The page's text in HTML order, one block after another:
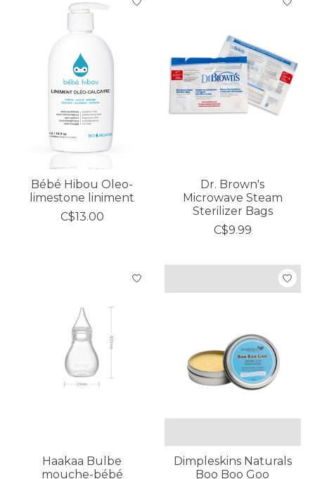
Bébé Hibou Oleo-
limestone liniment
C$13.00
Dr. Brown's
Microwave Steam
Sterilizer Bags
C$9.99
Haakaa Bulbe
mouche-bébé
Dimpleskins Naturals
Boo Boo Goo